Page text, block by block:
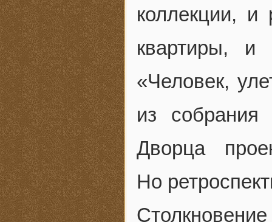
коллекции,
квартиры, и
«Человек,
из
Дворца
Но